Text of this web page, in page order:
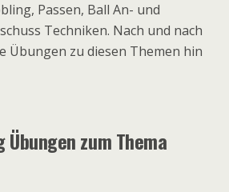
Passen, Ball An- und
Techniken. Nach und nach
Übungen zu diesen Themen hin
zum Thema